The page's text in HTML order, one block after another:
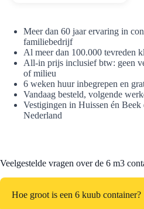
Meer dan 60 jaar ervaring in
familiebedrijf
Al meer dan 100.000 tevreden
All-in prijs inclusief btw: geen
of milieu
6 weken huur inbegrepen en
Vandaag besteld, volgende
Vestigingen in Huissen én
Nederland
Veelgestelde vragen over de 6 m3
Hoe groot is een 6 kuub container?